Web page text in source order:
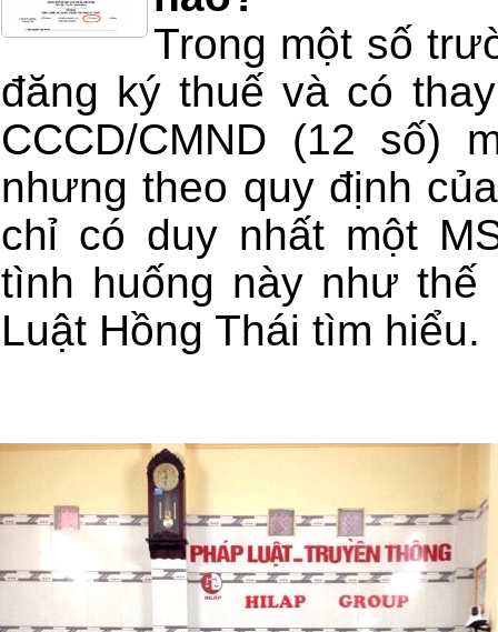
Trong một số
đăng ký thuế và có
CCCD/CMND (12 số)
nhưng theo quy định
chỉ có duy nhất một
tình huống này như
Luật Hồng Thái tìm hiểu.